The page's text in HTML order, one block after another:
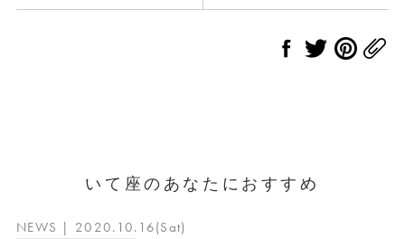
いて座のあなたにおすすめ
NEWS | 2020.10.16(Sat)